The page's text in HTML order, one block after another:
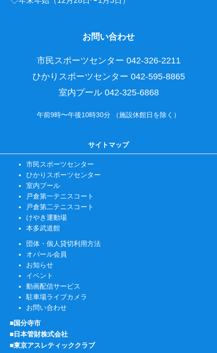
お問い合わせ
市民スポーツセンター 042-326-2211
ひかりスポーツセンター 042-595-8865
室内プール 042-325-6868
午前9時〜午後10時30分 （施設休館日を除く）
サイトマップ
市民スポーツセンター
ひかりスポーツセンター
室内プール
戸倉第一テニスコート
戸倉第二テニスコート
けやき運動場
本多武道館
団体・個人貸切利用方法
オパール会員
お知らせ
イベント
動画配信サービス
駐車場ライブカメラ
お問い合わせ
■国分寺市
■日本管財株式会社
■東京アスレティッククラブ